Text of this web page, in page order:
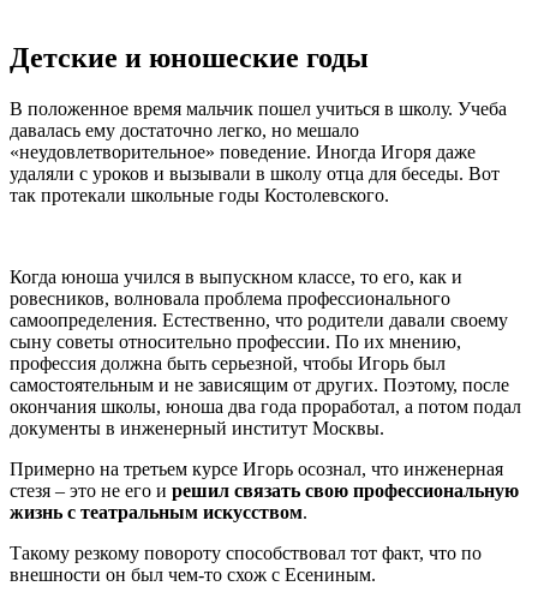
Детские и юношеские годы
В положенное время мальчик пошел учиться в школу. Учеба
давалась ему достаточно легко, но мешало
«неудовлетворительное» поведение. Иногда Игоря даже
удаляли с уроков и вызывали в школу отца для беседы. Вот
так протекали школьные годы Костолевского.
Когда юноша учился в выпускном классе, то его, как и
ровесников, волновала проблема профессионального
самоопределения. Естественно, что родители давали своему
сыну советы относительно профессии. По их мнению,
профессия должна быть серьезной, чтобы Игорь был
самостоятельным и не зависящим от других. Поэтому, после
окончания школы, юноша два года проработал, а потом подал
документы в инженерный институт Москвы.
Примерно на третьем курсе Игорь осознал, что инженерная
стезя – это не его и решил связать свою профессиональную
жизнь с театральным искусством.
Такому резкому повороту способствовал тот факт, что по
внешности он был чем-то схож с Есениным.